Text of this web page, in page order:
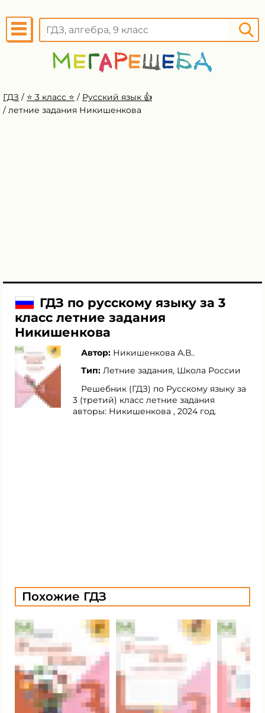
ГДЗ / ⭐️ 3 класс ⭐️ / Русский язык 👍
/ летние задания Никишенкова
ГДЗ по русскому языку за 3
класс летние задания
Никишенкова
Автор: Никишенкова А.В..
Тип: Летние задания, Школа России
Решебник (ГДЗ) по Русскому языку за
3 (третий) класс летние задания
авторы: Никишенкова , 2024 год.
Похожие ГДЗ